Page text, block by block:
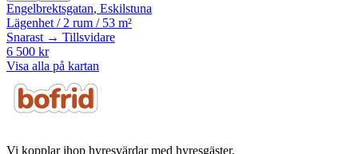
Engelbrektsgatan, Eskilstuna
Lägenhet / 2 rum / 53 m²
Snarast → Tillsvidare
6 500 kr
Visa alla på kartan
Vi kopplar ihop hyresvärdar med hyresgäster.